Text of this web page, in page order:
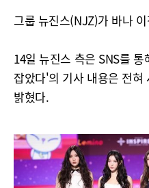
그룹 뉴진스(NJZ)가 바나
14일 뉴진스 측은 SNS를
잡았다'의 기사 내용은 전
밝혔다.